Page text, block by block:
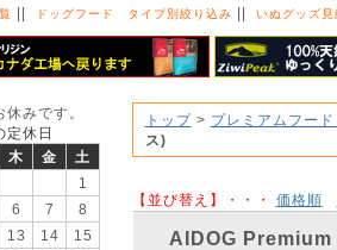
|| ドッグフード タイプ別絞り込み || いぬグッズ見
みです。
定休日
木 金
土
1
6 7
8
13 14
15
トップ> プレミアムフー
ス)
【並び替え】・・・ 価格順
AIDOG Premium